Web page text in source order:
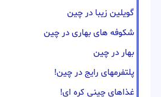
گویلین زیبا در چین
شکوفه های بهاری در چین
بهار در چین
پلتفرمهای رایج در چین!
غذاهای چینی کره ای!